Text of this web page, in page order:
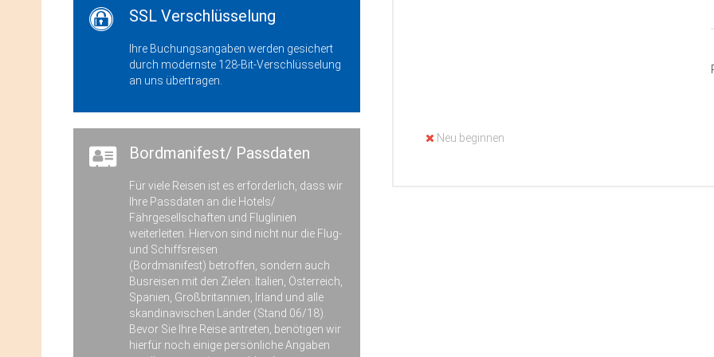
Neu beginnen
SSL Verschlüsselung
Ihre Buchungsangaben werden gesichert
durch modernste 128-Bit-Verschlüsselung
an uns übertragen.
Bordmanifest/ Passdaten
Für viele Reisen ist es erforderlich, dass wir
Ihre Passdaten an die Hotels/
Fährgesellschaften und Fluglinien
weiterleiten. Hiervon sind nicht nur die Flug-
und Schiffsreisen
(Bordmanifest) betroffen, sondern auch
Busreisen mit den Zielen: Italien, Österreich,
Spanien, Großbritannien, Irland und alle
skandinavischen Länder (Stand 06/18).
Bevor Sie Ihre Reise antreten, benötigen wir
hierfür noch einige persönliche Angaben